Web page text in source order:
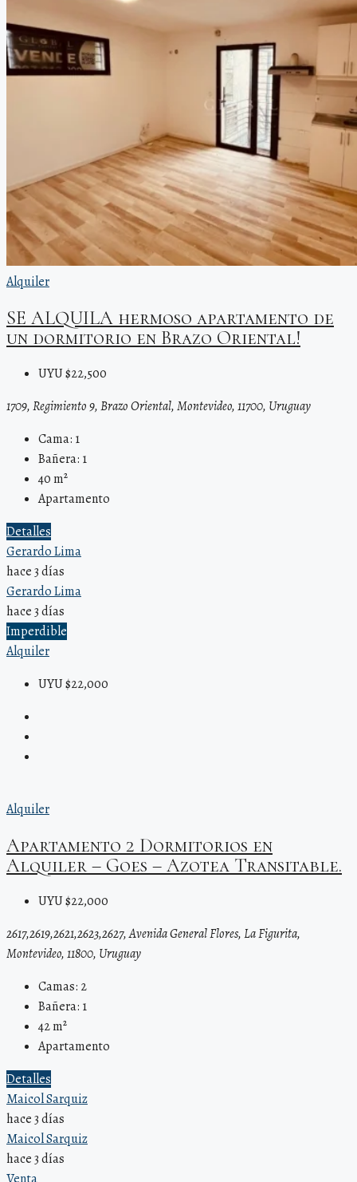
Alquiler
SE ALQUILA hermoso apartamento de
un dormitorio en Brazo Oriental!
UYU $22,500
1709, Regimiento 9, Brazo Oriental, Montevideo, 11700, Uruguay
Cama: 1
Bañera: 1
40m²
Apartamento
Detalles
Gerardo Lima
hace 3 días
Gerardo Lima
hace 3 días
Imperdible
Alquiler
UYU $22,000
Alquiler
Apartamento 2 Dormitorios en
Alquiler – Goes – Azotea Transitable.
UYU $22,000
2617,2619,2621,2623,2627, Avenida General Flores, La Figurita,
Montevideo, 11800, Uruguay
Camas: 2
Bañera: 1
42m²
Apartamento
Detalles
Maicol Sarquiz
hace 3 días
Maicol Sarquiz
hace 3 días